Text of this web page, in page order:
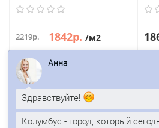
2219р. 1842р. /м2
Быстрый заказ
Анна
Здравствуйте!
Колумбус - город, который